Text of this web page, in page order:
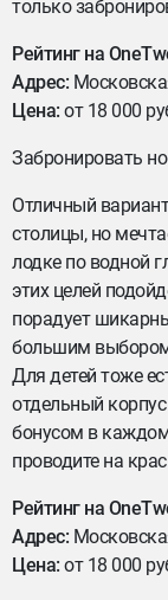
только
Рейтинг на
Адрес:
Цена: от 18 000
Забронировать
Отличный
столицы, но
лодке по водной
этих целей
порадует
большим выбором
Для детей тоже
отдельный
бонусом в
проводите на
Рейтинг на
Адрес:
Цена:от 18 000